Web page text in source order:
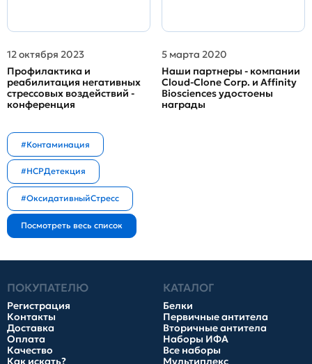
12 октября 2023
Профилактика и
реабилитация негативных
стрессовых воздействий -
конференция
5 марта 2020
Наши партнеры - компании
Cloud-Clone Corp. и Affinity
Biosciences удостоены
награды
#Контаминация
#HCPДетекция
#ОксидативныйСтресс
ПОКУПАТЕЛЮ
Регистрация
Контакты
Доставка
Оплата
Качество
Как искать?
КАТАЛОГ
Белки
Первичные антитела
Вторичные антитела
Наборы ИФА
Все наборы
Мультиплекс